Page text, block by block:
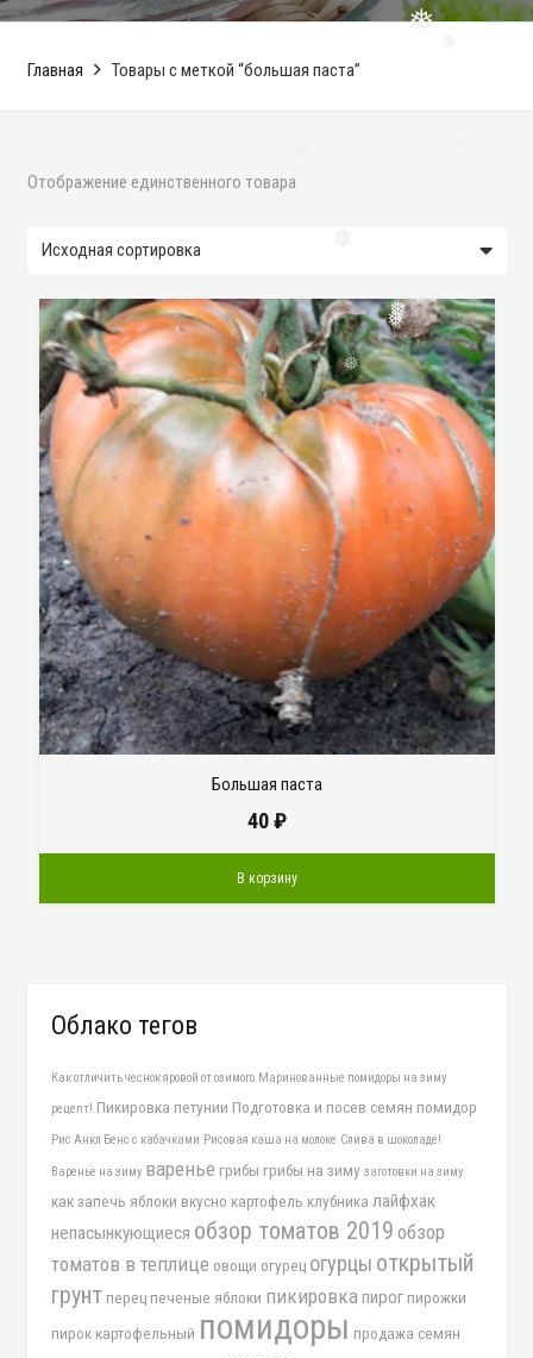
❅
❅
❅
❅
❅
❅
Главная Товары с меткой “большая паста”
Отображение единственного товара
Большая паста
40₽
В корзину
Облако тегов
Как отличить чеснок яровой от озимого Маринованные помидоры на зиму
рецепт! Пикировка петунии Подготовка и посев семян помидор
Рис Анкл Бенс с кабачками Рисовая каша на молоке Слива в шоколаде!
Варенье на зиму варенье грибы грибы на зиму заготовки на зиму
как запечь яблоки вкусно картофель клубника лайфхак
непасынкующиеся обзор томатов 2019 обзор
томатов в теплице овощи огурец огурцы открытый
грунт перец печеные яблоки пикировка пирог пирожки
пирок картофельный помидоры продажа семян